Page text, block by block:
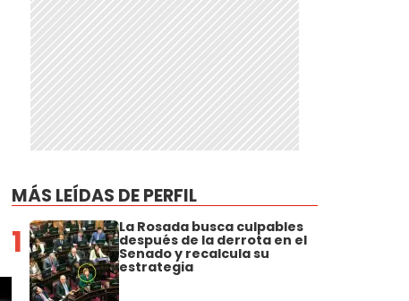
MÁS LEÍDAS DE PERFIL
1 La Rosada busca culpables
después de la derrota en el
Senado y recalcula su
estrategia